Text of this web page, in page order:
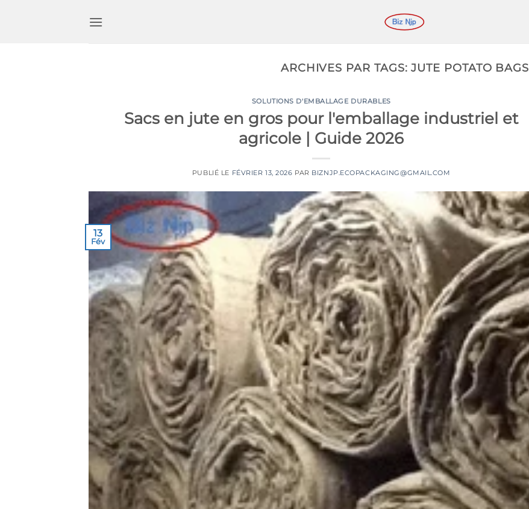
ARCHIVES PAR TAGS:JUTE POTATO BAGS
SOLUTIONS D'EMBALLAGE DURABLES
Sacs en jute en gros pour l'emballage industriel et
agricole | Guide 2026
PUBLIÉ LE FÉVRIER 13, 2026 PAR BIZNJP.ECOPACKAGING@GMAIL.COM
13
Fév